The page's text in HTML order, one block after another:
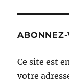
Ce site est
votre